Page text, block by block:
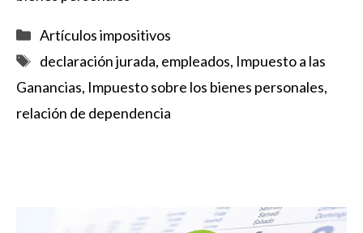
Categorías
Artículos impositivos
Etiquetas
declaración jurada, empleados, Impuesto a las
Ganancias, Impuesto sobre los bienes personales,
relación de dependencia